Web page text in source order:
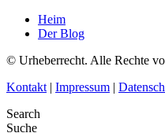
Heim
Der Blog
© Urheberrecht. Alle Rechte
Kontakt | Impressum |
Search
Suche